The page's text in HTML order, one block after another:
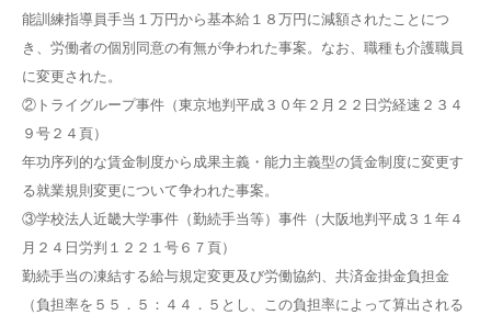
能訓練指導員手当１万円から基本給１８万円に減額されたことにつ
き、労働者の個別同意の有無が争われた事案。なお、職種も介護職員
に変更された。
②トライグループ事件（東京地判平成３０年２月２２日労経速２３４
９号２４頁）
年功序列的な賃金制度から成果主義・能力主義型の賃金制度に変更す
る就業規則変更について争われた事案。
③学校法人近畿大学事件（勤続手当等）事件（大阪地判平成３１年４
月２４日労判１２２１号６７頁）
勤続手当の凍結する給与規定変更及び労働協約、共済金掛金負担金
（負担率を５５．５：４４．５とし、この負担率によって算出される